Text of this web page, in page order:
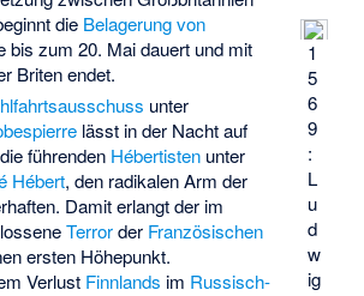
1
5
6
9
:
L
u
d
w
ig
die Belagerung von
bis zum 20. Mai dauert und mit
Briten endet.
unter
lässt in der Nacht auf
führenden Hébertistenunter
Hébert, den radikalen Arm der
Damit erlangt der im
Terrorder Französischen
ersten Höhepunkt.
Verlust Finnlands im Russisch-